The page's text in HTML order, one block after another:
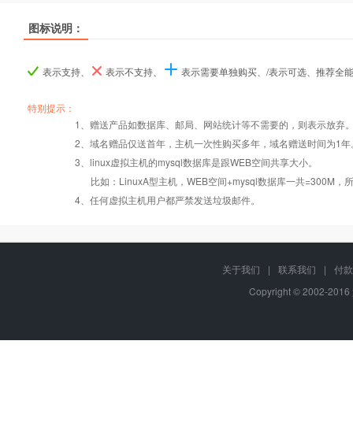
产品名称
Linux Linux Linux
产品名称
错误页面定义
产品名称
数据定期备份
数据自助恢复
图标说明：
表示支持、 表示不支持、 表示需要单独购买、/表示可选、推荐全
特别提示：
1、赠送产品如数据库、邮局、网站统计等不需要的，则表示放弃
2、域名赠品仅送首年，主机一次性购买多年，域名赠送时间为1年
3、linux虚拟主机的mysql数据库是跟WEB空间共享大小。
比如：LinuxA型主机，WEB空间+mysql数据库一共=300M，
4、任何虚拟主机用户都严禁发送垃圾邮件。
关于我们 | 联系我们 |
付
Copyright © 2002-